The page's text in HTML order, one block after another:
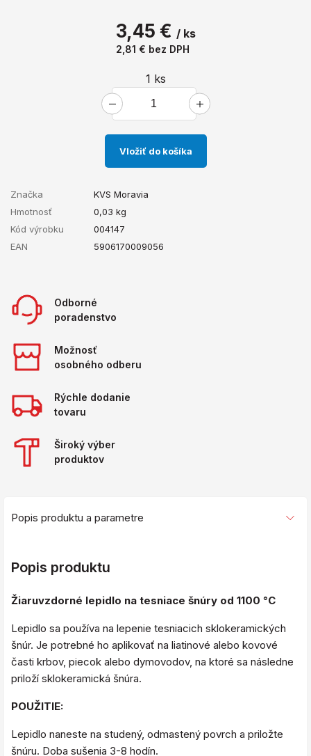
3,45 € / ks
2,81 € bez DPH
1 ks
Vložiť do košíka
Značka
KVS Moravia
Hmotnosť
0,03 kg
Kód výrobku
004147
EAN
5906170009056
Odborné
poradenstvo
Možnosť
osobného odberu
Rýchle dodanie
tovaru
Široký výber
produktov
Popis produktu a parametre
Popis produktu
Žiaruvzdorné lepidlo na tesniace šnúry od 1100 °C
Lepidlo sa používa na lepenie tesniacich sklokeramických
šnúr. Je potrebné ho aplikovať na liatinové alebo kovové
časti krbov, piecok alebo dymovodov, na ktoré sa následne
priloží sklokeramická šnúra.
POUŽITIE:
Lepidlo naneste na studený, odmastený povrch a priložte
šnúru. Doba sušenia 3-8 hodín.